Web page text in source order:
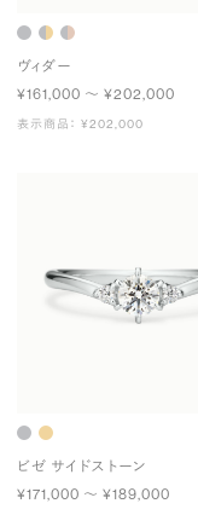
ヴィダー
¥161,000 〜 ¥202,000
表示商品： ¥202,000
ビゼ サイドストーン
¥171,000 〜 ¥189,000